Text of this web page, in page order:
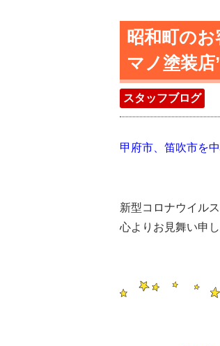
昭和町の
マノ塗装店
スタッフブログ
甲府市、笛吹市を
新型コロナウイル
心よりお見舞い申